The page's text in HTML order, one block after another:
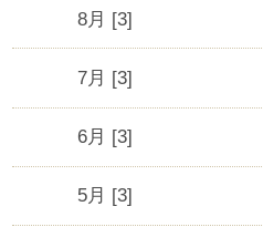
8月 [3]
7月 [3]
6月 [3]
5月 [3]